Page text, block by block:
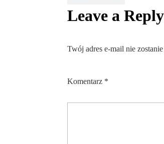
Leave a Reply
Twój adres e-mail nie
Komentarz *